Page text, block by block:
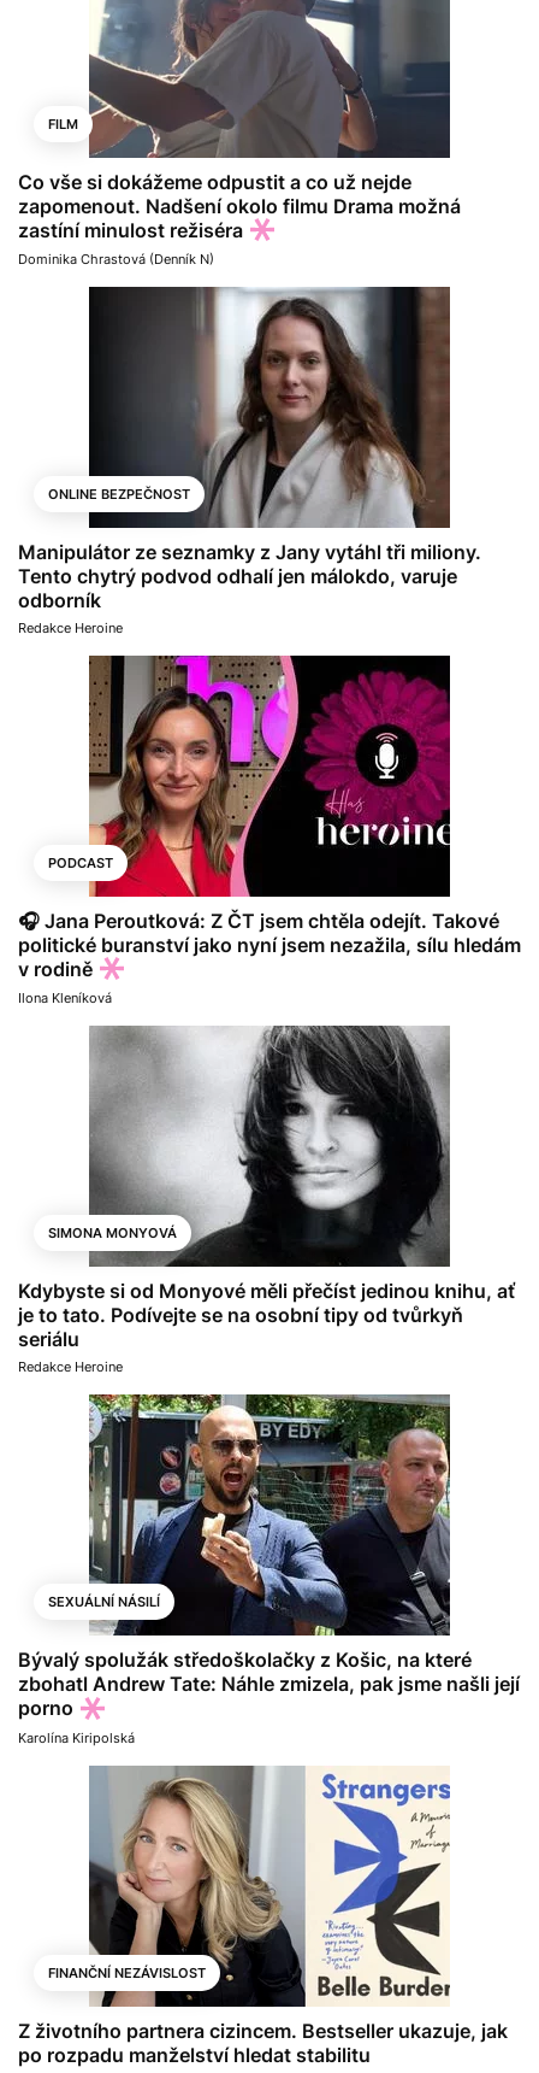
FILM
Co vše si dokážeme odpustit a co už nejde
zapomenout. Nadšení okolo filmu Drama možná
zastíní minulost režiséra
Dominika Chrastová (Denník N)
ONLINE BEZPEČNOST
Manipulátor ze seznamky z Jany vytáhl tři miliony.
Tento chytrý podvod odhalí jen málokdo, varuje
odborník
Redakce Heroine
PODCAST
🎧 Jana Peroutková: Z ČT jsem chtěla odejít. Takové
politické buranství jako nyní jsem nezažila, sílu hledám
v rodině
Ilona Kleníková
SIMONA MONYOVÁ
Kdybyste si od Monyové měli přečíst jedinou knihu, ať
je to tato. Podívejte se na osobní tipy od tvůrkyň
seriálu
Redakce Heroine
SEXUÁLNÍ NÁSILÍ
Bývalý spolužák středoškolačky z Košic, na které
zbohatl Andrew Tate: Náhle zmizela, pak jsme našli její
porno
Karolína Kiripolská
FINANČNÍ NEZÁVISLOST
Z životního partnera cizincem. Bestseller ukazuje, jak
po rozpadu manželství hledat stabilitu